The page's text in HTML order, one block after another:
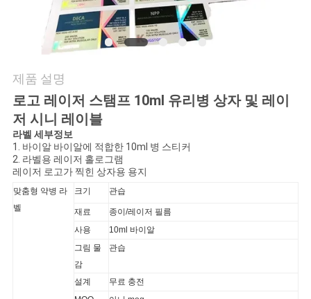
경
우
사
이
제품 설명
로고 레이저 스탬프 10ml 유리병 상자 및 레이
저 시니 레이블
라벨 세부정보
1. 바이알 바이알에 적합한 10ml 병 스티커
2. 라벨용 레이저 홀로그램
레이저 로고가 찍힌 상자용 용지
맞춤형 약병 라
벨
크기 관습
재료
종이/레이저 필름
사용
10ml 바이알
그림 물
감
관습
설계
무료 충전